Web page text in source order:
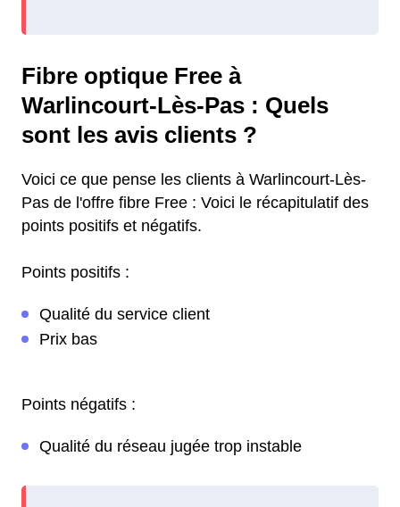
Fibre optique Free à
Warlincourt-Lès-Pas : Quels
sont les avis clients ?
Voici ce que pense les clients à Warlincourt-Lès-
Pas de l'offre fibre Free : Voici le récapitulatif des
points positifs et négatifs.
Points positifs :
Qualité du service client
Prix bas
Points négatifs :
Qualité du réseau jugée trop instable